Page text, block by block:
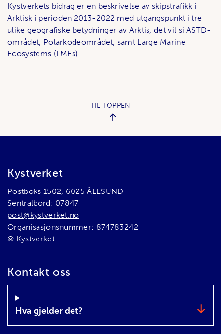
Kystverkets bidrag er en beskrivelse av skipstrafikk i
Arktisk i perioden 2013-2022 med utgangspunkt i tre
ulike geografiske betydninger av Arktis, det vil si ASTD-
området, Polarkodeområdet, samt Large Marine
Ecosystems (LMEs).
TIL TOPPEN
Bunnområde
Kystverket
Postboks 1502, 6025 ÅLESUND
Sentralbord: 07847
post@kystverket.no
Organisasjonsnummer: 874783242
© Kystverket
Kontakt oss
Hva gjelder det?